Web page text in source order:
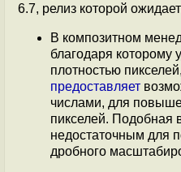
6.7, релиз которой
В композитном
благодаря которому
плотностью
предоставляет
числами, для
пикселей. Подобная
недостаточным для
дробного